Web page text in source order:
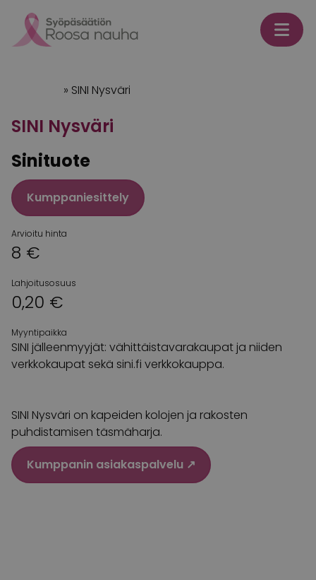
» SINI Nysväri
SINI Nysväri
Sinituote
Kumppaniesittely
Arvioitu hinta
8 €
Lahjoitusosuus
0,20 €
Myyntipaikka
SINI jälleenmyyjät: vähittäistavarakaupat ja niiden
verkkokaupat sekä sini.fi verkkokauppa.
SINI Nysväri on kapeiden kolojen ja rakosten
puhdistamisen täsmäharja.
Kumppanin asiakaspalvelu ↗